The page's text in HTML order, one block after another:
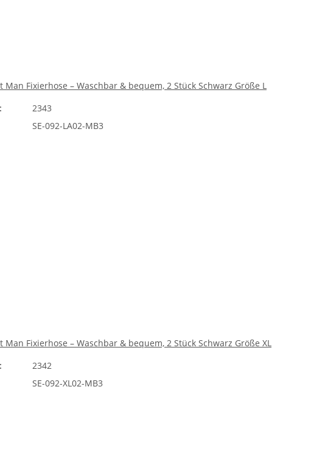
Man Fixierhose – Waschbar & bequem, 2 Stück Schwarz Größe L
2343
SE-092-LA02-MB3
Man Fixierhose – Waschbar & bequem, 2 Stück Schwarz Größe XL
2342
SE-092-XL02-MB3